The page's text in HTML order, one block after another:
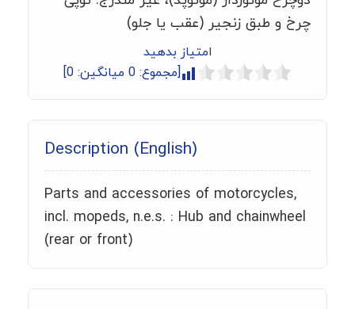
چرخ و طبق زنجیر (عقب یا جلو)
امتیاز بدهید
[مجموع: 0 میانگین: 0
]
Description (English)
Parts and accessories of motorcycles,
incl. mopeds, n.e.s. : Hub and chainwheel
(rear or front)